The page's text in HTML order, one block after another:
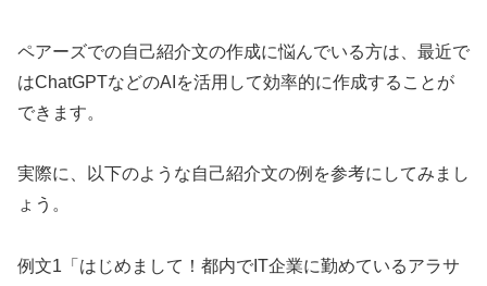
ペアーズでの自己紹介文の作成に悩んでいる方は、最近で
はChatGPTなどのAIを活用して効率的に作成することが
できます。
実際に、以下のような自己紹介文の例を参考にしてみまし
ょう。
例文1「はじめまして！都内でIT企業に勤めているアラサ